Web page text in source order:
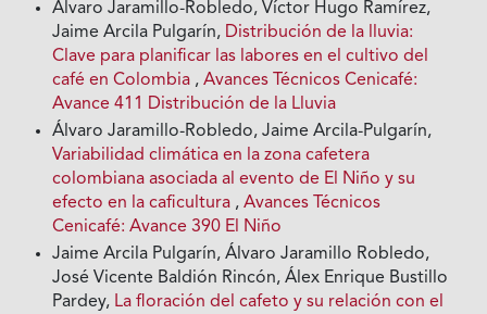
Alvaro Jaramillo-Robledo, Víctor Hugo Ramírez,
Jaime Arcila Pulgarín, Distribución de la lluvia:
Clave para planificar las labores en el cultivo del
café en Colombia ,Avances Técnicos Cenicafé:
Avance 411 Distribución de la Lluvia
Álvaro Jaramillo-Robledo, Jaime Arcila-Pulgarín,
Variabilidad climática en la zona cafetera
colombiana asociada al evento de El Niño y su
efecto en la caficultura ,Avances Técnicos
Cenicafé: Avance 390 El Niño
Jaime Arcila Pulgarín, Álvaro Jaramillo Robledo,
José Vicente Baldión Rincón, Álex Enrique Bustillo
Pardey, La floración del cafeto y su relación con el